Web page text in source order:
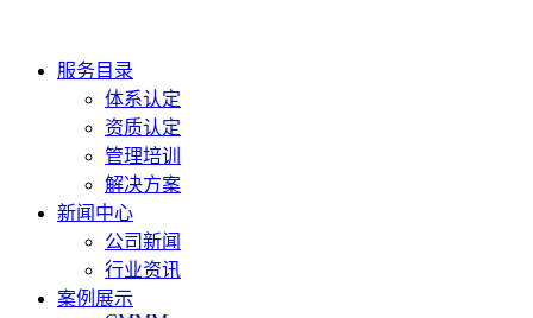
服务目录
体系认定
资质认定
管理培训
解决方案
新闻中心
公司新闻
行业资讯
案例展示